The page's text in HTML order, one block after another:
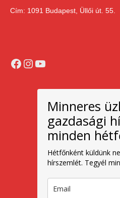
Cím: 1091 Budapest, Üllői út. 55.
Facebook
Instagram
YouTube
Minneres
gazdasági
minden
Hétfőnként küldünk
hírszemlét. Tegyél